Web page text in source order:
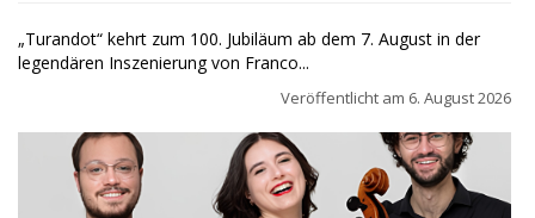
„Turandot“ kehrt zum 100. Jubiläum ab dem 7. August in der
legendären Inszenierung von Franco...
Veröffentlicht am 6. August 2026